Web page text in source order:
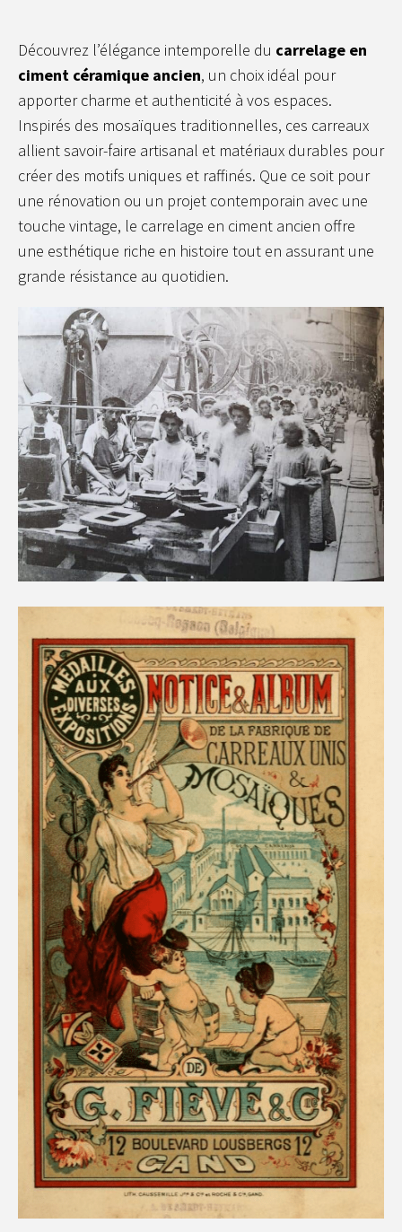
Découvrez l’élégance intemporelle du carrelage en
ciment céramique ancien, un choix idéal pour
apporter charme et authenticité à vos espaces.
Inspirés des mosaïques traditionnelles, ces carreaux
allient savoir-faire artisanal et matériaux durables pour
créer des motifs uniques et raffinés. Que ce soit pour
une rénovation ou un projet contemporain avec une
touche vintage, le carrelage en ciment ancien offre
une esthétique riche en histoire tout en assurant une
grande résistance au quotidien.